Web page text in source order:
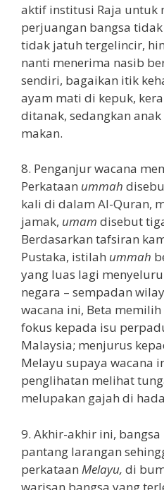
aktif institusi Raja untuk
perjuangan bangsa
tidak jatuh tergelincir,
nanti menerima nasib
sendiri, bagaikan itik
ayam mati di kepuk,
ditanak, sedangkan
makan.
8. Penganjur wacana
Perkataan ummah
kali di dalam Al-Quran,
jamak, umam disebut
Berdasarkan tafsiran
Pustaka, istilah ummah
yang luas lagi
negara – sempadan
wacana ini, Beta
fokus kepada isu
Malaysia; menjurus
Melayu supaya wacana
penglihatan melihat
melupakan gajah di
9. Akhir-akhir ini,
pantang larangan
perkataan Melayu, di
warisan bangsa yang